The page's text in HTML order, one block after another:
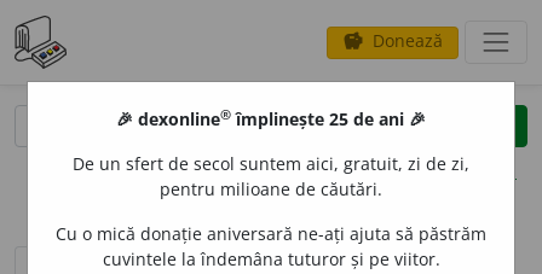
savings Donează
clear
opțiuni
definiții (1) pronunțievolume_up (22)
🎉 dexonline® împlinește 25 de ani 🎉
De un sfert de secol suntem aici, gratuit, zi de zi,
pentru milioane de căutări.
Cu o mică donație aniversară ne-ați ajuta să păstrăm
cuvintele la îndemâna tuturor și pe viitor.